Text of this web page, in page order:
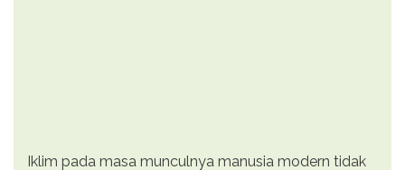
Iklim pada masa munculnya manusia modern tidak